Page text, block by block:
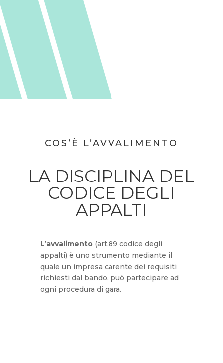
COS’È L’AVVALIMENTO
LA DISCIPLINA DEL
CODICE DEGLI
APPALTI
L’avvalimento(art.89 codice degli
appalti) è uno strumento mediante il
quale un impresa carente dei requisiti
richiesti dal bando, può partecipare ad
ogni procedura di gara.